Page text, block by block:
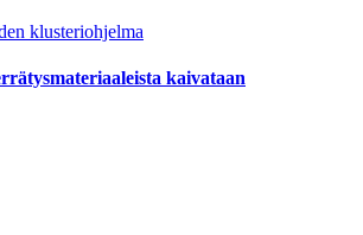
klusteriohjelma
kaivataan